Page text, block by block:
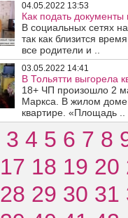
04.05.2022 13:53
Как подать
В социальных сетях
так как близится
все родители и ..
03.05.2022 14:41
В Тольятти выгорела
18+ ЧП произошло 2
Маркса. В жилом доме
квартире. «Площадь ..
3 4 5 6 7 8
17 18 19 20
28 29 30 31